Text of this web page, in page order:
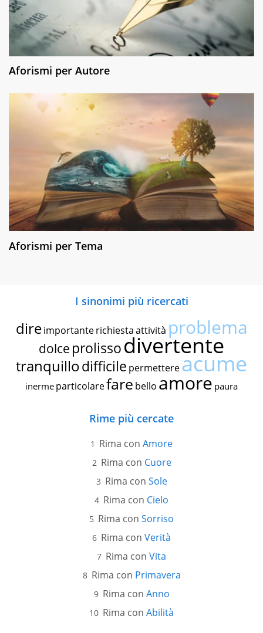
Aforismi per Autore
Aforismi per Tema
I sinonimi più ricercati
dire importante richiestaattività problema
dolce prolissodivertente
tranquillodifficile permettereacume
inerme particolarefare bello amore paura
Rime più cercate
Rima con Amore
Rima con Cuore
Rima con Sole
Rima con Cielo
Rima con Sorriso
Rima con Verità
Rima con Vita
Rima con Primavera
Rima con Anno
Rima con Abilità